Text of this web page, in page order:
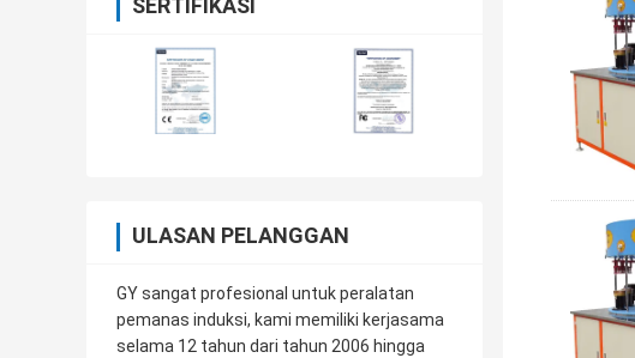
SERTIFIKASI
ULASAN PELANGGAN
GY sangat profesional untuk peralatan
pemanas induksi, kami memiliki kerjasama
selama 12 tahun dari tahun 2006 hingga